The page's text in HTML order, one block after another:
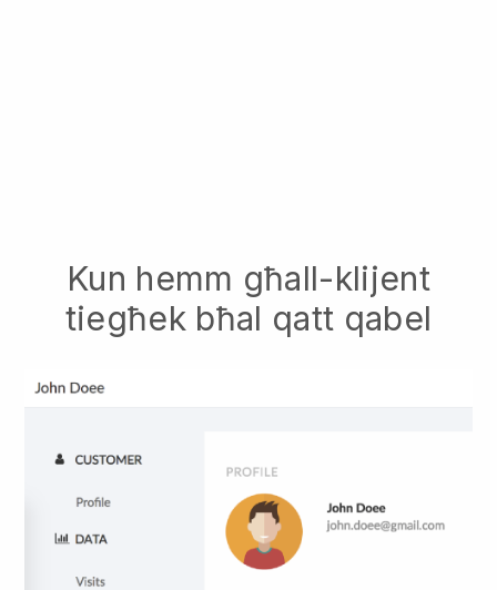
Kun hemm għall-klijent
tiegħek bħal qatt qabel